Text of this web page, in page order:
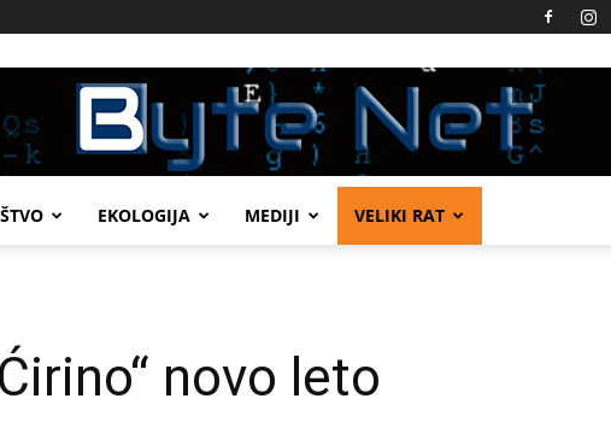
EKOLOGIJA MEDIJI VELIKI RAT
novo leto